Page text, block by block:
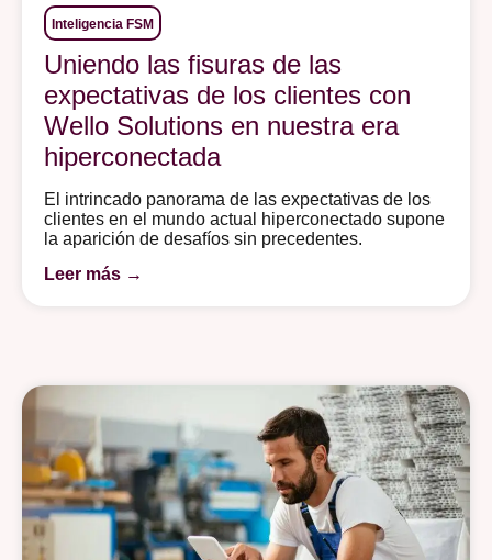
Inteligencia FSM
Uniendo las fisuras de las
expectativas de los clientes con
Wello Solutions en nuestra era
hiperconectada
El intrincado panorama de las expectativas de los
clientes en el mundo actual hiperconectado supone
la aparición de desafíos sin precedentes.
Leer más →